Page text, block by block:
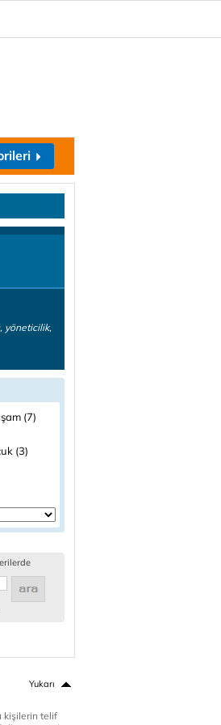
yöneticilik,
(7)
(3)
Yukarı
kişilerin telif